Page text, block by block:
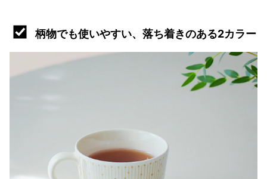
柄物でも使いやすい、落ち着きのある2カラー